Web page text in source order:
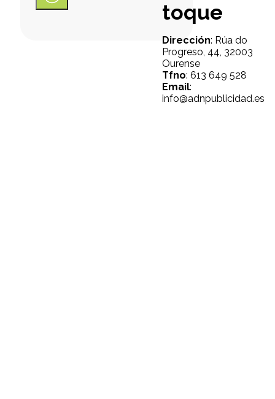
toque
Dirección: Rúa do
Progreso, 44, 32003
Ourense
Tfno: 613 649 528
Email:
info@adnpublicidad.es